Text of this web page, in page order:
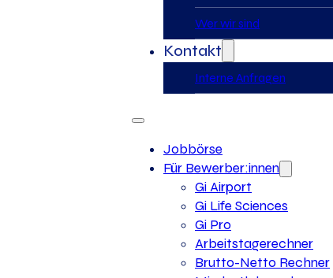
Wer wir sind
Kontakt
Interne Anfragen
Jobbörse
Für Bewerber:innen
Gi Airport
Gi Life Sciences
Gi Pro
Arbeitstagerechner
Brutto-Netto Rechner